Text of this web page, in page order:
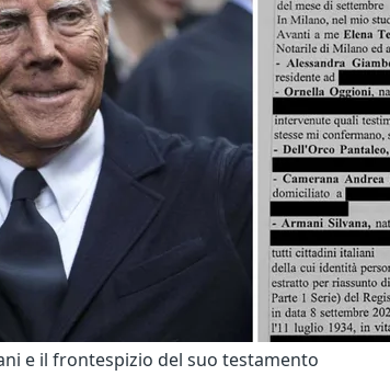
e il frontespizio del suo testamento